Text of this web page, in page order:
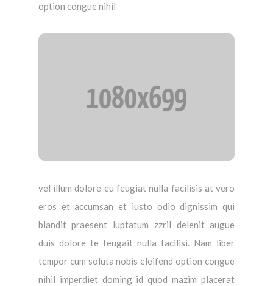
option congue nihil
vel illum dolore eu feugiat nulla facilisis at vero
eros et accumsan et iusto odio dignissim qui
blandit praesent luptatum zzril delenit augue
duis dolore te feugait nulla facilisi. Nam liber
tempor cum soluta nobis eleifend option congue
nihil imperdiet doming id quod mazim placerat